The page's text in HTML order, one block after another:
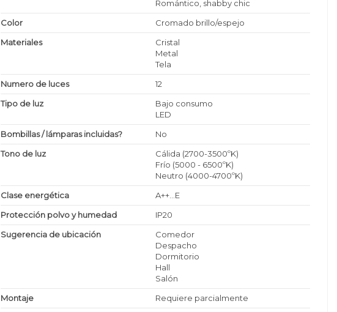
Romántico, shabby chic
Color
Cromado brillo/espejo
Materiales
Cristal
Metal
Tela
Numero de luces
12
Tipo de luz
Bajo consumo
LED
Bombillas / lámparas incluidas?
No
Tono de luz
Cálida (2700-3500ºK)
Frío (5000 - 6500ºK)
Neutro (4000-4700ºK)
Clase energética
A++...E
Protección polvo y humedad
IP20
Sugerencia de ubicación
Comedor
Despacho
Dormitorio
Hall
Salón
Montaje
Requiere parcialmente